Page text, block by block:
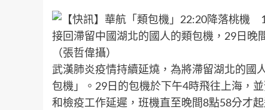
接回滯留中國湖北的國人的類包機，29日晚
（張哲偉攝）
武漢肺炎疫情持續延燒，為將滯留湖北的國
包機」。29日的包機於下午4時飛往上海，
和檢疫工作延遲，班機直至晚間8點58分才